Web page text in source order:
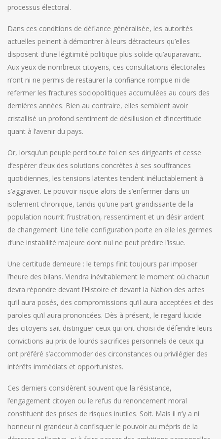
processus électoral.
Dans ces conditions de défiance généralisée, les autorités
actuelles peinent à démontrer à leurs détracteurs qu’elles
disposent d’une légitimité politique plus solide qu’auparavant.
Aux yeux de nombreux citoyens, ces consultations électorales
n’ont ni ne permis de restaurer la confiance rompue ni de
refermer les fractures sociopolitiques accumulées au cours des
dernières années. Bien au contraire, elles semblent avoir
cristallisé un profond sentiment de désillusion et d’incertitude
quant à l’avenir du pays.
Or, lorsqu’un peuple perd toute foi en ses dirigeants et cesse
d’espérer d’eux des solutions concrètes à ses souffrances
quotidiennes, les tensions latentes tendent inéluctablement à
s’aggraver. Le pouvoir risque alors de s’enfermer dans un
isolement chronique, tandis qu’une part grandissante de la
population nourrit frustration, ressentiment et un désir ardent
de changement. Une telle configuration porte en elle les germes
d’une instabilité majeure dont nul ne peut prédire l’issue.
Une certitude demeure : le temps finit toujours par imposer
l’heure des bilans. Viendra inévitablement le moment où chacun
devra répondre devant l’Histoire et devant la Nation des actes
qu’il aura posés, des compromissions qu’il aura acceptées et des
paroles qu’il aura prononcées. Dès à présent, le regard lucide
des citoyens sait distinguer ceux qui ont choisi de défendre leurs
convictions au prix de lourds sacrifices personnels de ceux qui
ont préféré s’accommoder des circonstances ou privilégier des
intérêts immédiats et opportunistes.
Ces derniers considèrent souvent que la résistance,
l’engagement citoyen ou le refus du renoncement moral
constituent des prises de risques inutiles. Soit. Mais il n’y a ni
honneur ni grandeur à confisquer le pouvoir au mépris de la